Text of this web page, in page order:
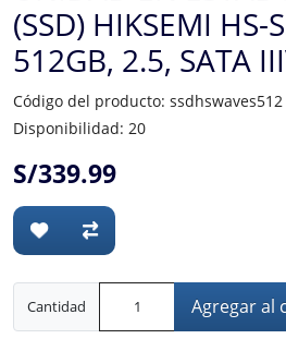
(SSD) HIKSEMI HS-
512GB, 2.5, SATA
Código del producto: ssdhswaves512
Disponibilidad: 20
S/339.99
Cantidad Agregar al